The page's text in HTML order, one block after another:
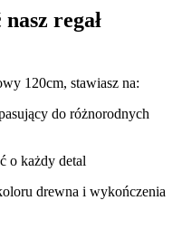
regał
120cm, stawiasz na:
do różnorodnych
o każdy detal
drewna i wykończenia